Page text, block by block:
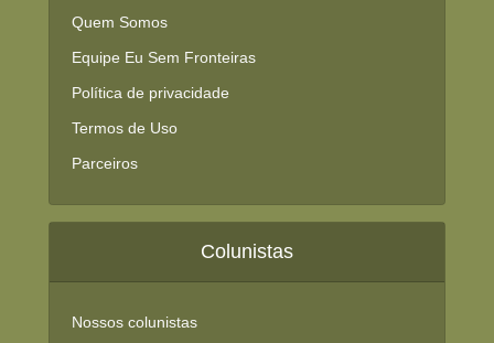
Quem Somos
Equipe Eu Sem Fronteiras
Política de privacidade
Termos de Uso
Parceiros
Colunistas
Nossos colunistas